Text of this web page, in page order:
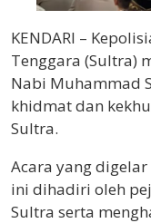
KENDARI –
Tenggara (Sultra)
Nabi Muhammad
khidmat dan
Sultra.
Acara yang
ini dihadiri oleh
Sultra serta